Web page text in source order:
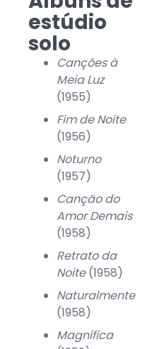
estúdio
solo
Canções à
Meia Luz
(1955)
Fim de Noite
(1956)
Noturno
(1957)
Canção do
Amor Demais
(1958)
Retrato da
Noite(1958)
Naturalmente
(1958)
Magnífica